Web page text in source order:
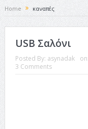
Home καναπές
USB Σαλόνι
Posted By: asynadak on:
3 Comments